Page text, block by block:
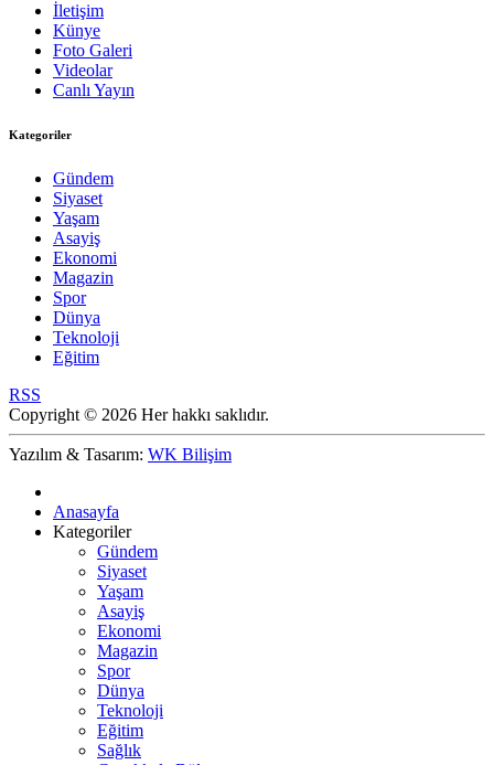
İletişim
Künye
Foto Galeri
Videolar
Canlı Yayın
Kategoriler
Gündem
Siyaset
Yaşam
Asayiş
Ekonomi
Magazin
Spor
Dünya
Teknoloji
Eğitim
RSS
Copyright © 2026 Her hakkı saklıdır.
Yazılım & Tasarım: WK Bilişim
Anasayfa
Kategoriler
Gündem
Siyaset
Yaşam
Asayiş
Ekonomi
Magazin
Spor
Dünya
Teknoloji
Eğitim
Sağlık